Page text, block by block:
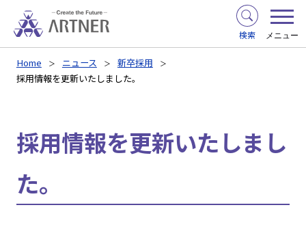
検索 メニュー
Home ニュース
新卒採用
採用情報を更新いたしました。
採用情報を更新いたしまし
た。